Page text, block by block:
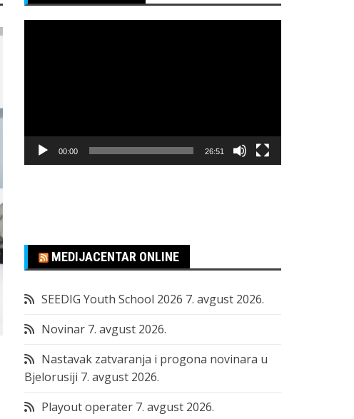
00:00 26:51
MEDIJACENTAR ONLINE
SEEDIG Youth School 2026 7. avgust 2026.
Novinar 7. avgust 2026.
Nastavak zatvaranja i progona novinara u
Bjelorusiji 7. avgust 2026.
Playout operater 7. avgust 2026.